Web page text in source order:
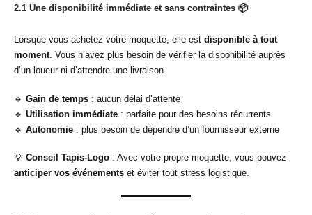
2.1 Une disponibilité immédiate et sans contraintes 📦
Lorsque vous achetez votre moquette, elle est disponible à tout
moment. Vous n’avez plus besoin de vérifier la disponibilité auprès
d’un loueur ni d’attendre une livraison.
🔹 Gain de temps : aucun délai d’attente
🔹 Utilisation immédiate : parfaite pour des besoins récurrents
🔹 Autonomie : plus besoin de dépendre d’un fournisseur externe
💡 Conseil Tapis-Logo : Avec votre propre moquette, vous pouvez
anticiper vos événements et éviter tout stress logistique.